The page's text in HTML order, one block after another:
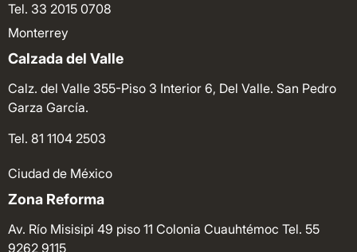
Tel. 33 2015 0708
Monterrey
Calzada del Valle
Calz. del Valle 355-Piso 3 Interior 6, Del Valle. San Pedro
Garza García.
Tel. 81 1104 2503
Ciudad de México
Zona Reforma
Av. Río Misisipi 49 piso 11 Colonia Cuauhtémoc Tel. 55
9262 9115